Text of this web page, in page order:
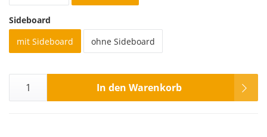
Sideboard
mit Sideboard
ohne Sideboard
In den Warenkorb